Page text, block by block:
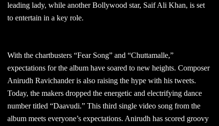
leading lady, while another Bollywood star, Saif Ali Khan, is set
to entertain in a key role.
With the chartbusters “Fear Song” and “Chuttamalle,”
expectations for the album have soared to new heights. Composer
Anirudh Ravichander is also raising the hype with his tweets.
Today, the makers dropped the energetic and electrifying dance
number titled “Daavudi.” This third single video song from the
album meets everyone’s expectations. Anirudh has scored groovy